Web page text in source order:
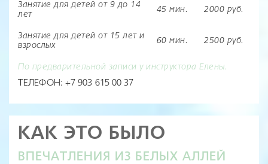
Занятие для детей от 9 до 14
лет
45 мин. 2000 руб.
Занятие для детей от 15 лет и
взрослых
60 мин. 2500 руб.
По предварительной записи у инструктора Елены.
ТЕЛЕФОН: +7 903 615 00 37
КАК ЭТО БЫЛО
ВПЕЧАТЛЕНИЯ ИЗ БЕЛЫХ АЛЛЕЙ